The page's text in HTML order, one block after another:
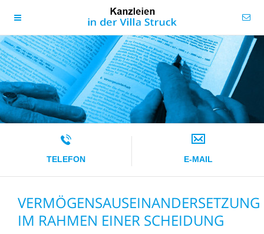
TELEFON E-MAIL
VERMÖGENSAUSEINANDERSETZUNG
IM RAHMEN EINER SCHEIDUNG